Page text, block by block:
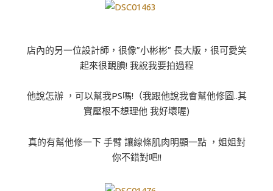
店內的另一位設計師，很像”小彬彬” 長大版，很可愛笑
起來很靦腆! 我說我要拍過程
他說怎辦 ，可以幫我PS嗎!（我跟他說我會幫他修圖..其
實壓根不想理他 我好壞喔)
真的有幫他修一下 手臂 讓線條肌肉明顯一點 ，姐姐對
你不錯對吧!!